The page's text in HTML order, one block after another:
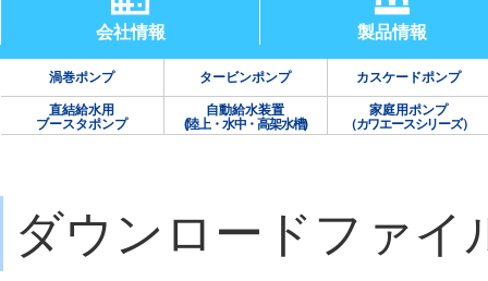
会社情報 製品情報
渦巻ポンプ タービンポンプ カスケードポンプ
直結給水用
ブースタポンプ
自動給水装置
(陸上・水中・高架水槽)
家庭用ポンプ
（カワエースシリーズ）
ダウンロードファイ